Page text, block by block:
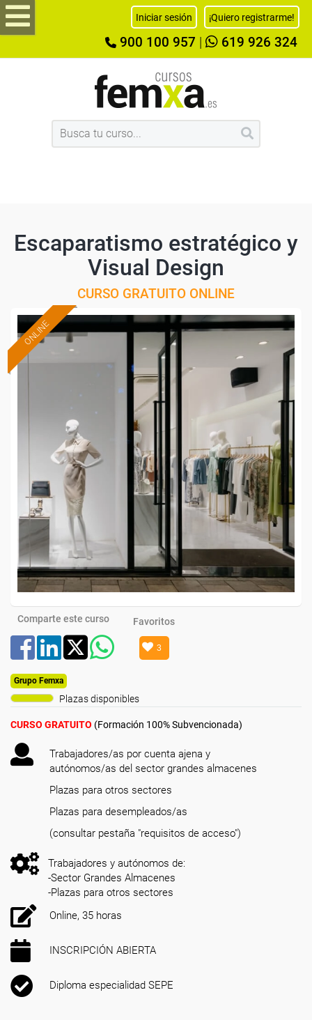
Iniciar sesión ¡Quiero registrarme!
900 100 957 619 926 324
Escaparatismo estratégico y
Visual Design
CURSO GRATUITO ONLINE
ONLINE
Comparte este curso Favoritos
3
Grupo Femxa
Plazas disponibles
CURSO GRATUITO (Formación 100% Subvencionada)
Trabajadores/as por cuenta ajena y
autónomos/as del sector grandes almacenes
Plazas para otros sectores
Plazas para desempleados/as
(consultar pestaña "requisitos de acceso")
Trabajadores y autónomos de:
-Sector Grandes Almacenes
-Plazas para otros sectores
Online, 35 horas
INSCRIPCIÓN ABIERTA
Diploma especialidad SEPE